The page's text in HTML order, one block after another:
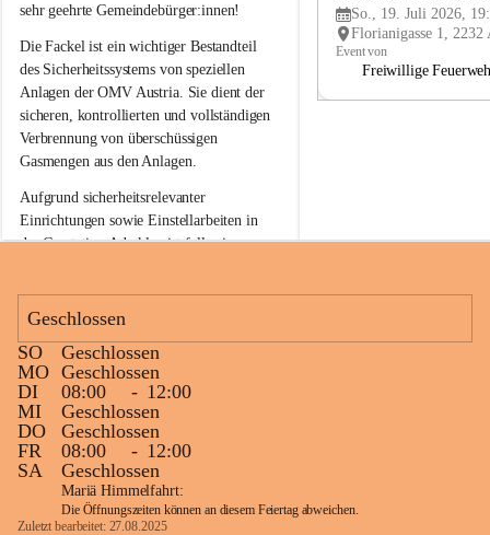
k
a
a
sehr geehrte Gemeindebürger:innen!
Die Fackel ist ein wichtiger Bestandteil
des Sicherheitssystems von speziellen
Anlagen der OMV Austria. Sie dient der
sicheren, kontrollierten und vollständigen
Verbrennung von überschüssigen
Gasmengen aus den Anlagen.
Aufgrund sicherheitsrelevanter
Einrichtungen sowie Einstellarbeiten in
der Gasstation Aderklaa ist fallweise
kommenden Tagen und Wochen wird
sein.
Die OMV Austria ist bemüht, für die
Bevölkerung ungewohnte, jedoch
technisch notwendige Betriebszustände so
kurz wie möglich zu halten.
Wir bitten daher die umliegende
Bevölkerung um Verständnis.
So., 19. Juli 2026,
Event von
Freiwillige
Geschlossen
SO
Geschlossen
MO Geschlossen
DI
08:00 - 12:00
MI
Geschlossen
DO
Geschlossen
FR
08:00 - 12:00
SA
Geschlossen
Mariä Himmelfahrt:
Die Öffnungszeiten können an diesem Feiertag abweichen.
Zuletzt bearbeitet: 27.08.2025